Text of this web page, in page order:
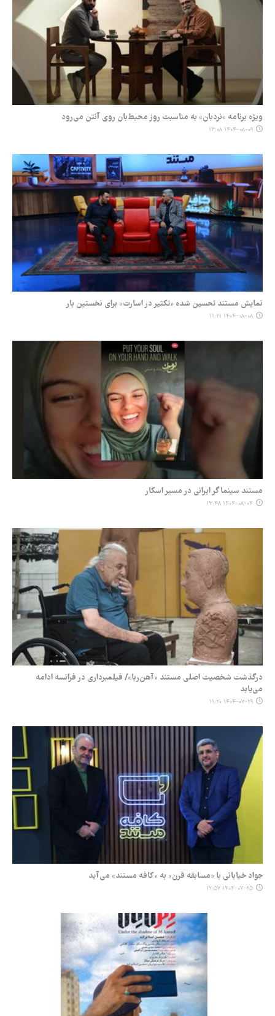
ویژه برنامه‌ «نردبان» به مناسبت روز محیط‌بان روی آنتن می‌رود
۱۴۰۴-۰۸-۰۹ ۱۳:۰۸
نمایش مستند تحسین شده «تکثیر در اسارت» برای نخستین بار
۱۴۰۴-۰۸-۰۸ ۱۱:۲۱
مستند سینماگر ایرانی در مسیر اسکار
۱۴۰۴-۰۸-۰۴ ۱۳:۴۸
درگذشت شخصیت اصلی مستند «آهن‌ربا»/ فیلمبرداری در فرانسه ادامه
می‌یابد
۱۴۰۴-۰۷-۲۹ ۱۱:۲۰
جواد خیابانی با «مسابقه قرن» به «کافه مستند» می‌آید
۱۴۰۴-۰۷-۲۵ ۱۲:۵۷